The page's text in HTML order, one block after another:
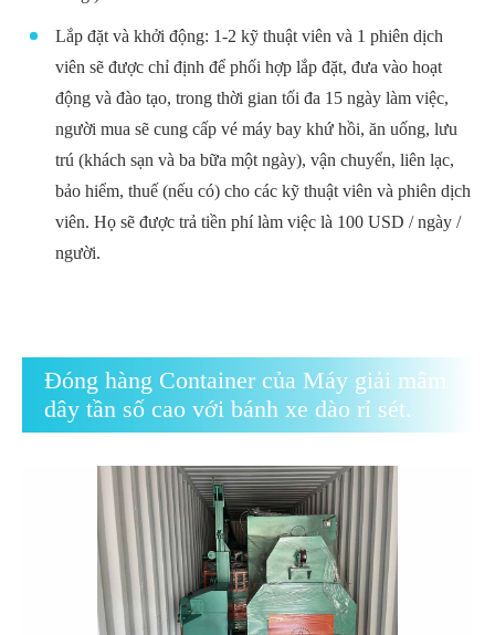
Lắp đặt và khởi động: 1-2 kỹ thuật viên và 1 phiên dịch
viên sẽ được chỉ định để phối hợp lắp đặt, đưa vào hoạt
động và đào tạo, trong thời gian tối đa 15 ngày làm việc,
người mua sẽ cung cấp vé máy bay khứ hồi, ăn uống, lưu
trú (khách sạn và ba bữa một ngày), vận chuyển, liên lạc,
bảo hiểm, thuế (nếu có) cho các kỹ thuật viên và phiên dịch
viên. Họ sẽ được trả tiền phí làm việc là 100 USD / ngày /
người.
Đóng hàng Container của Máy giải mâm
dây tần số cao với bánh xe dào rỉ sét.